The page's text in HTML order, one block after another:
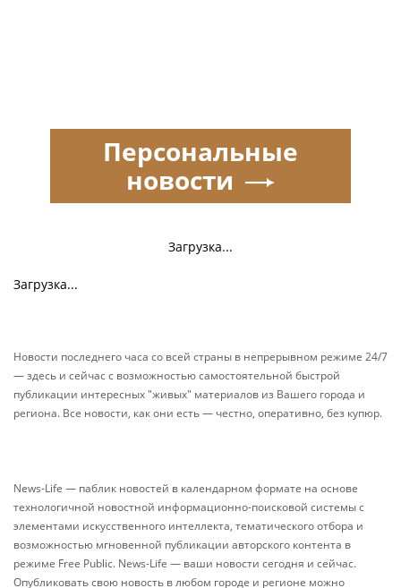
Загрузка...
Загрузка...
Персональные
новости
Новости последнего часа со всей страны в непрерывном режиме 24/7
— здесь и сейчас с возможностью самостоятельной быстрой
публикации интересных "живых" материалов из Вашего города и
региона. Все новости, как они есть — честно, оперативно, без купюр.
News-Life — паблик новостей в календарном формате на основе
технологичной новостной информационно-поисковой системы с
элементами искусственного интеллекта, тематического отбора и
возможностью мгновенной публикации авторского контента в
режиме Free Public. News-Life — ваши новости сегодня и сейчас.
Опубликовать свою новость в любом городе и регионе можно